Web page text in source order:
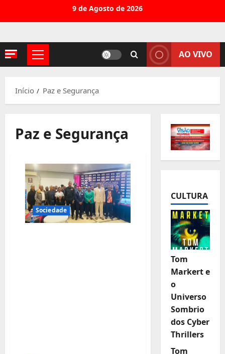
conteúdo
9 de Agosto de 2026
Menu
AO VIVO
Início Paz e Segurança
Paz e Segurança
Sociedade
CULTURA
Tom
Markert e
o
Universo
Sombrio
dos Cyber
Thrillers
Tom